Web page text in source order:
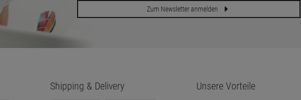
Zum Newsletter anmelden
Shipping & Delivery Unsere Vorteile